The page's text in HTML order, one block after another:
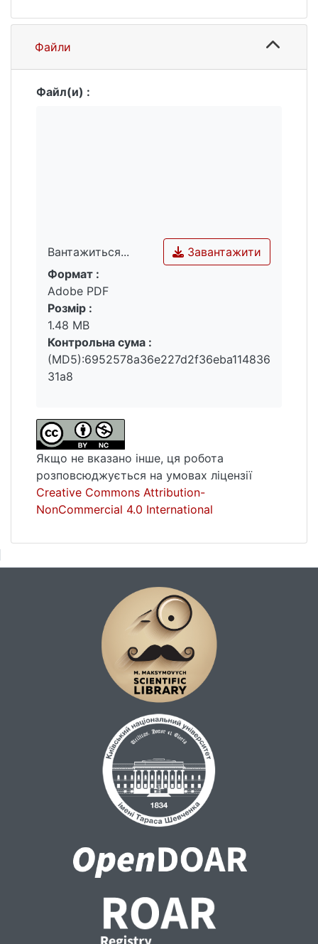
Файли
Файл(и) :
Вантажиться...
Вантажиться...
Завантажити
Формат :
Adobe PDF
Розмір :
1.48 MB
Контрольна сума :
(MD5):6952578a36e227d2f36eba114836
31a8
Якщо не вказано інше, ця робота
розповсюджується на умовах ліцензії
Creative Commons Attribution-
NonCommercial 4.0 International